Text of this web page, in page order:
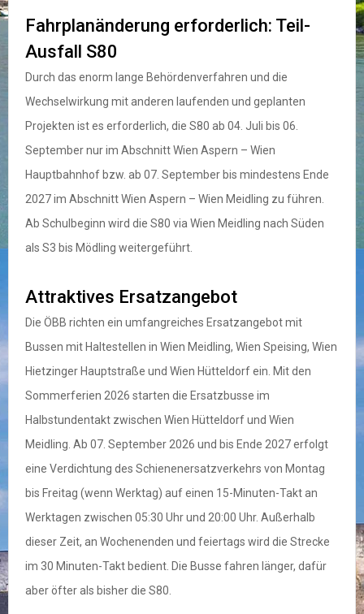
Fahrplanänderung erforderlich: Teil-
Ausfall S80
Durch das enorm lange Behördenverfahren und die
Wechselwirkung mit anderen laufenden und geplanten
Projekten ist es erforderlich, die S80 ab 04. Juli bis 06.
September nur im Abschnitt Wien Aspern – Wien
Hauptbahnhof bzw. ab 07. September bis mindestens Ende
2027 im Abschnitt Wien Aspern – Wien Meidling zu führen.
Ab Schulbeginn wird die S80 via Wien Meidling nach Süden
als S3 bis Mödling weitergeführt.
Attraktives Ersatzangebot
Die ÖBB richten ein umfangreiches Ersatzangebot mit
Bussen mit Haltestellen in Wien Meidling, Wien Speising, Wien
Hietzinger Hauptstraße und Wien Hütteldorf ein. Mit den
Sommerferien 2026 starten die Ersatzbusse im
Halbstundentakt zwischen Wien Hütteldorf und Wien
Meidling. Ab 07. September 2026 und bis Ende 2027 erfolgt
eine Verdichtung des Schienenersatzverkehrs von Montag
bis Freitag (wenn Werktag) auf einen 15-Minuten-Takt an
Werktagen zwischen 05:30 Uhr und 20:00 Uhr. Außerhalb
dieser Zeit, an Wochenenden und feiertags wird die Strecke
im 30 Minuten-Takt bedient. Die Busse fahren länger, dafür
aber öfter als bisher die S80.